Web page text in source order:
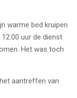
warme bed kruipen
uur de dienst
Het was toch
aantreffen van